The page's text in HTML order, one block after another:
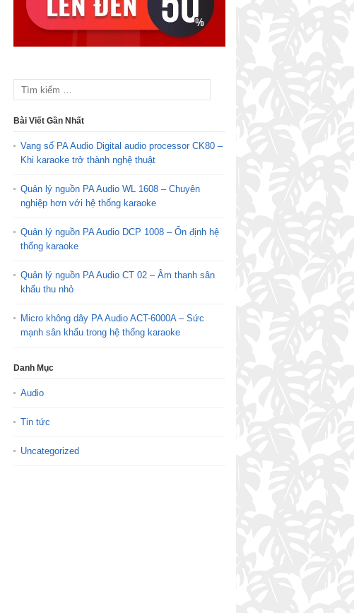
Bài Viết Gần Nhất
Vang số PA Audio Digital audio processor CK80 –
Khi karaoke trở thành nghệ thuật
Quản lý nguồn PA Audio WL 1608 – Chuyên
nghiệp hơn với hệ thống karaoke
Quản lý nguồn PA Audio DCP 1008 – Ổn định hệ
thống karaoke
Quản lý nguồn PA Audio CT 02 – Âm thanh sân
khấu thu nhỏ
Micro không dây PA Audio ACT-6000A – Sức
mạnh sân khấu trong hệ thống karaoke
Danh Mục
Audio
Tin tức
Uncategorized